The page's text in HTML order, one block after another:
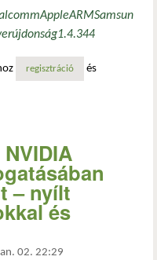
AppleARMSamsun
újdonság1.4.344
kiterjesztés és kisebb
regisztráció és
– nyílt
és
02. 22:29